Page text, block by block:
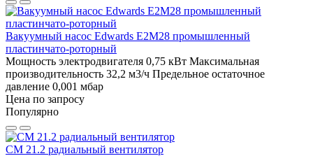
Вакуумный насос Edwards E2M28 промышленный
пластинчато-роторный
Мощность электродвигателя 0,75 кВт Максимальная
производительность 32,2 м3/ч Предельное остаточное
давление 0,001 мбар
Цена по запросу
Популярно
CM 21.2 радиальный вентилятор